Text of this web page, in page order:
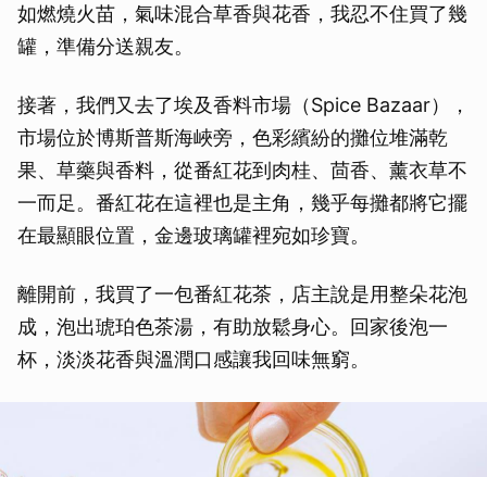
如燃燒火苗，氣味混合草香與花香，我忍不住買了幾
罐，準備分送親友。
接著，我們又去了埃及香料市場（Spice Bazaar），
市場位於博斯普斯海峽旁，色彩繽紛的攤位堆滿乾
果、草藥與香料，從番紅花到肉桂、茴香、薰衣草不
一而足。番紅花在這裡也是主角，幾乎每攤都將它擺
在最顯眼位置，金邊玻璃罐裡宛如珍寶。
離開前，我買了一包番紅花茶，店主說是用整朵花泡
成，泡出琥珀色茶湯，有助放鬆身心。回家後泡一
杯，淡淡花香與溫潤口感讓我回味無窮。